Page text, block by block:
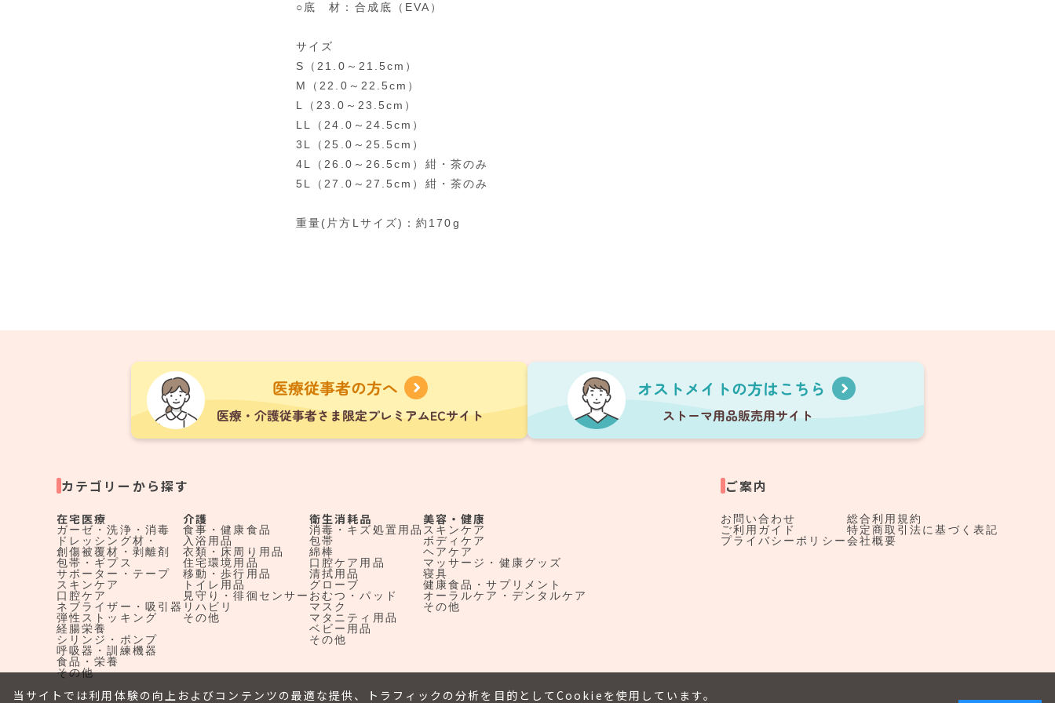
○底 材：合成底（EVA）
サイズ
S（21.0～21.5cm）
M（22.0～22.5cm）
L（23.0～23.5cm）
LL（24.0～24.5cm）
3L（25.0～25.5cm）
4L（26.0～26.5cm）紺・茶のみ
5L（27.0～27.5cm）紺・茶のみ
重量(片方Lサイズ)：約170g
カテゴリーから探す
在宅医療
ガーゼ・洗浄・消毒
ドレッシング材・
創傷被覆材・剥離剤
包帯・ギプス
サポーター・テープ
スキンケア
口腔ケア
ネブライザー・吸引器
弾性ストッキング
経腸栄養
シリンジ・ポンプ
呼吸器・訓練機器
食品・栄養
その他
介護
食事・健康食品
入浴用品
衣類・床周り用品
住宅環境用品
移動・歩行用品
トイレ用品
見守り・徘徊センサー
リハビリ
その他
衛生消耗品
消毒・キズ処置用品
包帯
綿棒
口腔ケア用品
清拭用品
グローブ
おむつ・パッド
マスク
マタニティ用品
ベビー用品
その他
美容・健康
スキンケア
ボディケア
ヘアケア
マッサージ・健康グッズ
寝具
健康食品・サプリメント
オーラルケア・デンタルケア
その他
ご案内
お問い合わせ
ご利用ガイド
プライバシーポリシー
総合利用規約
特定商取引法に基づく表記
会社概要
当サイトでは利用体験の向上およびコンテンツの最適な提供、トラフィックの分析を目的としてCookieを使用しています。